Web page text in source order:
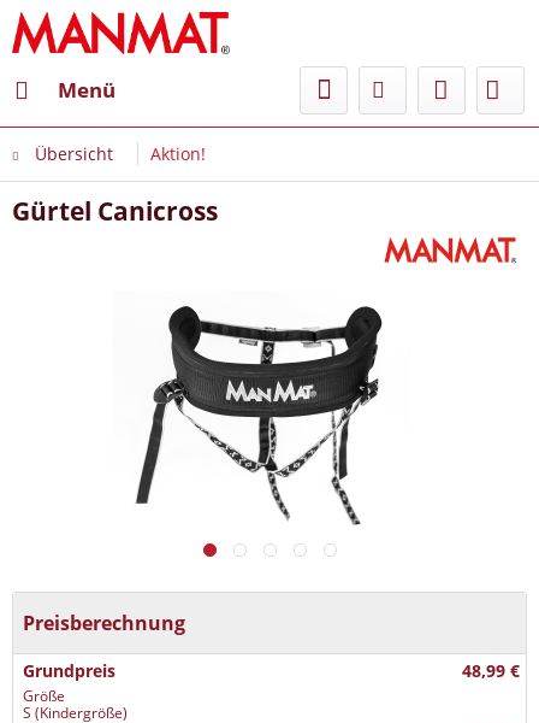
Menü
Übersicht Aktion!
Gürtel Canicross
Preisberechnung
Grundpreis 48,99 €
Größe
S (Kindergröße)